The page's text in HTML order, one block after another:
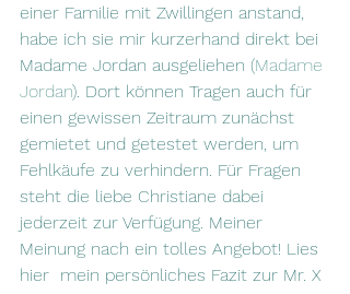
einer Familie mit Zwillingen anstand,
habe ich sie mir kurzerhand direkt bei
Madame Jordan ausgeliehen (Madame
Jordan). Dort können Tragen auch für
einen gewissen Zeitraum zunächst
gemietet und getestet werden, um
Fehlkäufe zu verhindern. Für Fragen
steht die liebe Christiane dabei
jederzeit zur Verfügung. Meiner
Meinung nach ein tolles Angebot! Lies
hier  mein persönliches Fazit zur Mr. X